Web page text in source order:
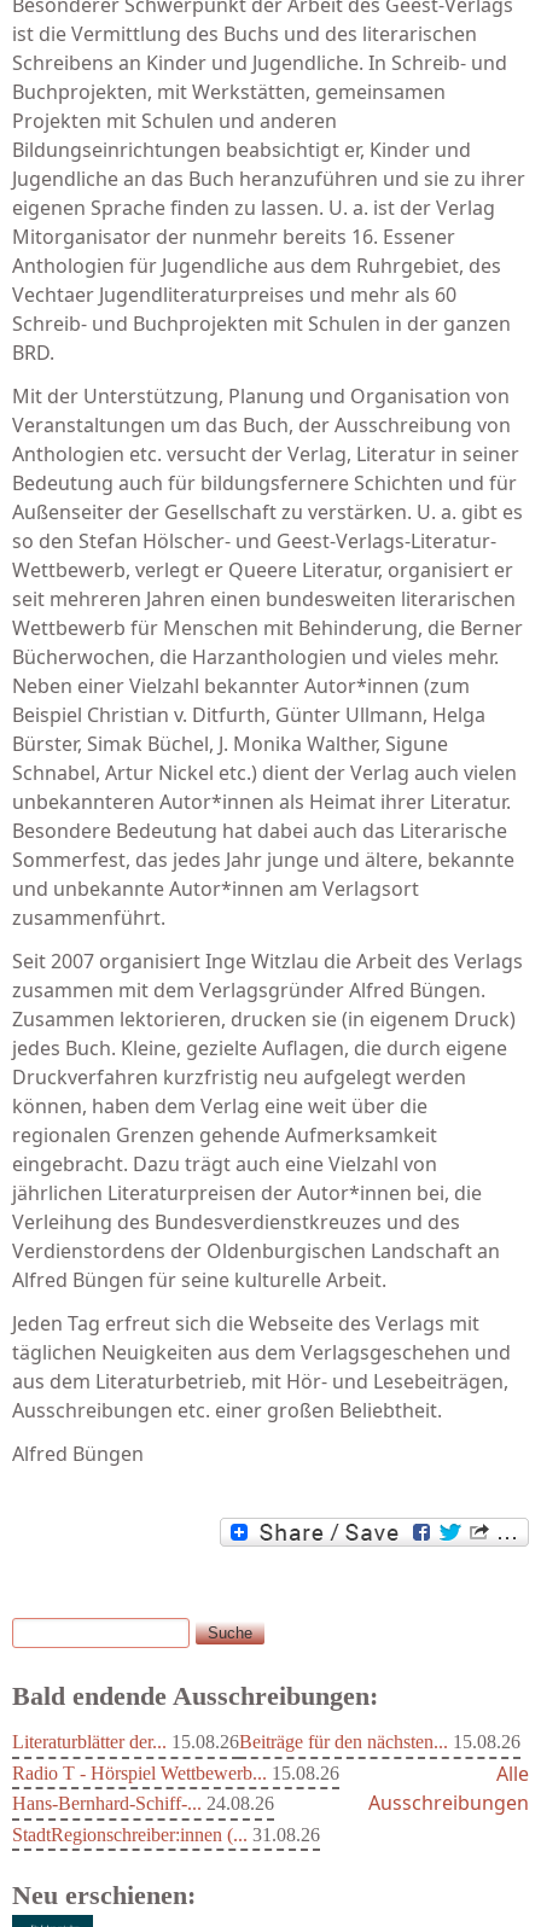
ist die Vermittlung des Buchs und des literarischen
Schreibens an Kinder und Jugendliche. In Schreib- und
Buchprojekten, mit Werkstätten, gemeinsamen
Projekten mit Schulen und anderen
Bildungseinrichtungen beabsichtigt er, Kinder und
Jugendliche an das Buch heranzuführen und sie zu ihrer
eigenen Sprache finden zu lassen. U. a. ist der Verlag
Mitorganisator der nunmehr bereits 16. Essener
Anthologien für Jugendliche aus dem Ruhrgebiet, des
Vechtaer Jugendliteraturpreises und mehr als 60
Schreib- und Buchprojekten mit Schulen in der ganzen
BRD.
Mit der Unterstützung, Planung und Organisation von
Veranstaltungen um das Buch, der Ausschreibung von
Anthologien etc. versucht der Verlag, Literatur in seiner
Bedeutung auch für bildungsfernere Schichten und für
Außenseiter der Gesellschaft zu verstärken. U. a. gibt es
so den Stefan Hölscher- und Geest-Verlags-Literatur-
Wettbewerb, verlegt er Queere Literatur, organisiert er
seit mehreren Jahren einen bundesweiten literarischen
Wettbewerb für Menschen mit Behinderung, die Berner
Bücherwochen, die Harzanthologien und vieles mehr.
Neben einer Vielzahl bekannter Autor*innen (zum
Beispiel Christian v. Ditfurth, Günter Ullmann, Helga
Bürster, Simak Büchel, J. Monika Walther, Sigune
Schnabel, Artur Nickel etc.) dient der Verlag auch vielen
unbekannteren Autor*innen als Heimat ihrer Literatur.
Besondere Bedeutung hat dabei auch das Literarische
Sommerfest, das jedes Jahr junge und ältere, bekannte
und unbekannte Autor*innen am Verlagsort
zusammenführt.
Seit 2007 organisiert Inge Witzlau die Arbeit des Verlags
zusammen mit dem Verlagsgründer Alfred Büngen.
Zusammen lektorieren, drucken sie (in eigenem Druck)
jedes Buch. Kleine, gezielte Auflagen, die durch eigene
Druckverfahren kurzfristig neu aufgelegt werden
können, haben dem Verlag eine weit über die
regionalen Grenzen gehende Aufmerksamkeit
eingebracht. Dazu trägt auch eine Vielzahl von
jährlichen Literaturpreisen der Autor*innen bei, die
Verleihung des Bundesverdienstkreuzes und des
Verdienstordens der Oldenburgischen Landschaft an
Alfred Büngen für seine kulturelle Arbeit.
Jeden Tag erfreut sich die Webseite des Verlags mit
täglichen Neuigkeiten aus dem Verlagsgeschehen und
aus dem Literaturbetrieb, mit Hör- und Lesebeiträgen,
Ausschreibungen etc. einer großen Beliebtheit.
Alfred Büngen
Suchformular
Suche
Bald endende Ausschreibungen:
Literaturblätter der... 15.08.26Beiträge für den nächsten... 15.08.26
Radio T - Hörspiel Wettbewerb... 15.08.26
Hans-Bernhard-Schiff-... 24.08.26
StadtRegionschreiber:innen (... 31.08.26
Alle
Ausschreibungen
Neu erschienen: